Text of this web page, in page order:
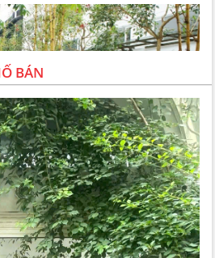
Cúc Ecopark Văn Giang
PHỐ CÚC ECOPARK VĂN
BÁN